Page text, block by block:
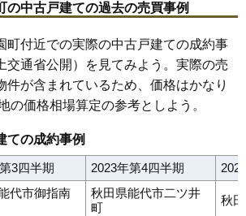
の中古戸建ての過去の売買事例
付近での実際の中古戸建ての成約事
交通省公開）を見てみよう。実際の売
件が含まれているため、価格はかなり
の価格相場算定の参考としよう。
の成約事例
3四半期 2023年第4四半期
代市御指南
秋田県能代市二ツ井
町
秋